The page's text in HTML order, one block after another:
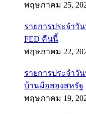
พฤษภาคม 25,
รายการประจำวั
FED คืนนี้
พฤษภาคม 22,
รายการประจำวั
บ้านมือสองสหรัฐ
พฤษภาคม 19,